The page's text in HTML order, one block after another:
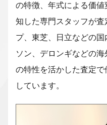
の特徴、年式による価
知した専門スタッフが
プ、東芝、日立などの
ソン、デロンギなどの
の特性を活かした査定
しています。